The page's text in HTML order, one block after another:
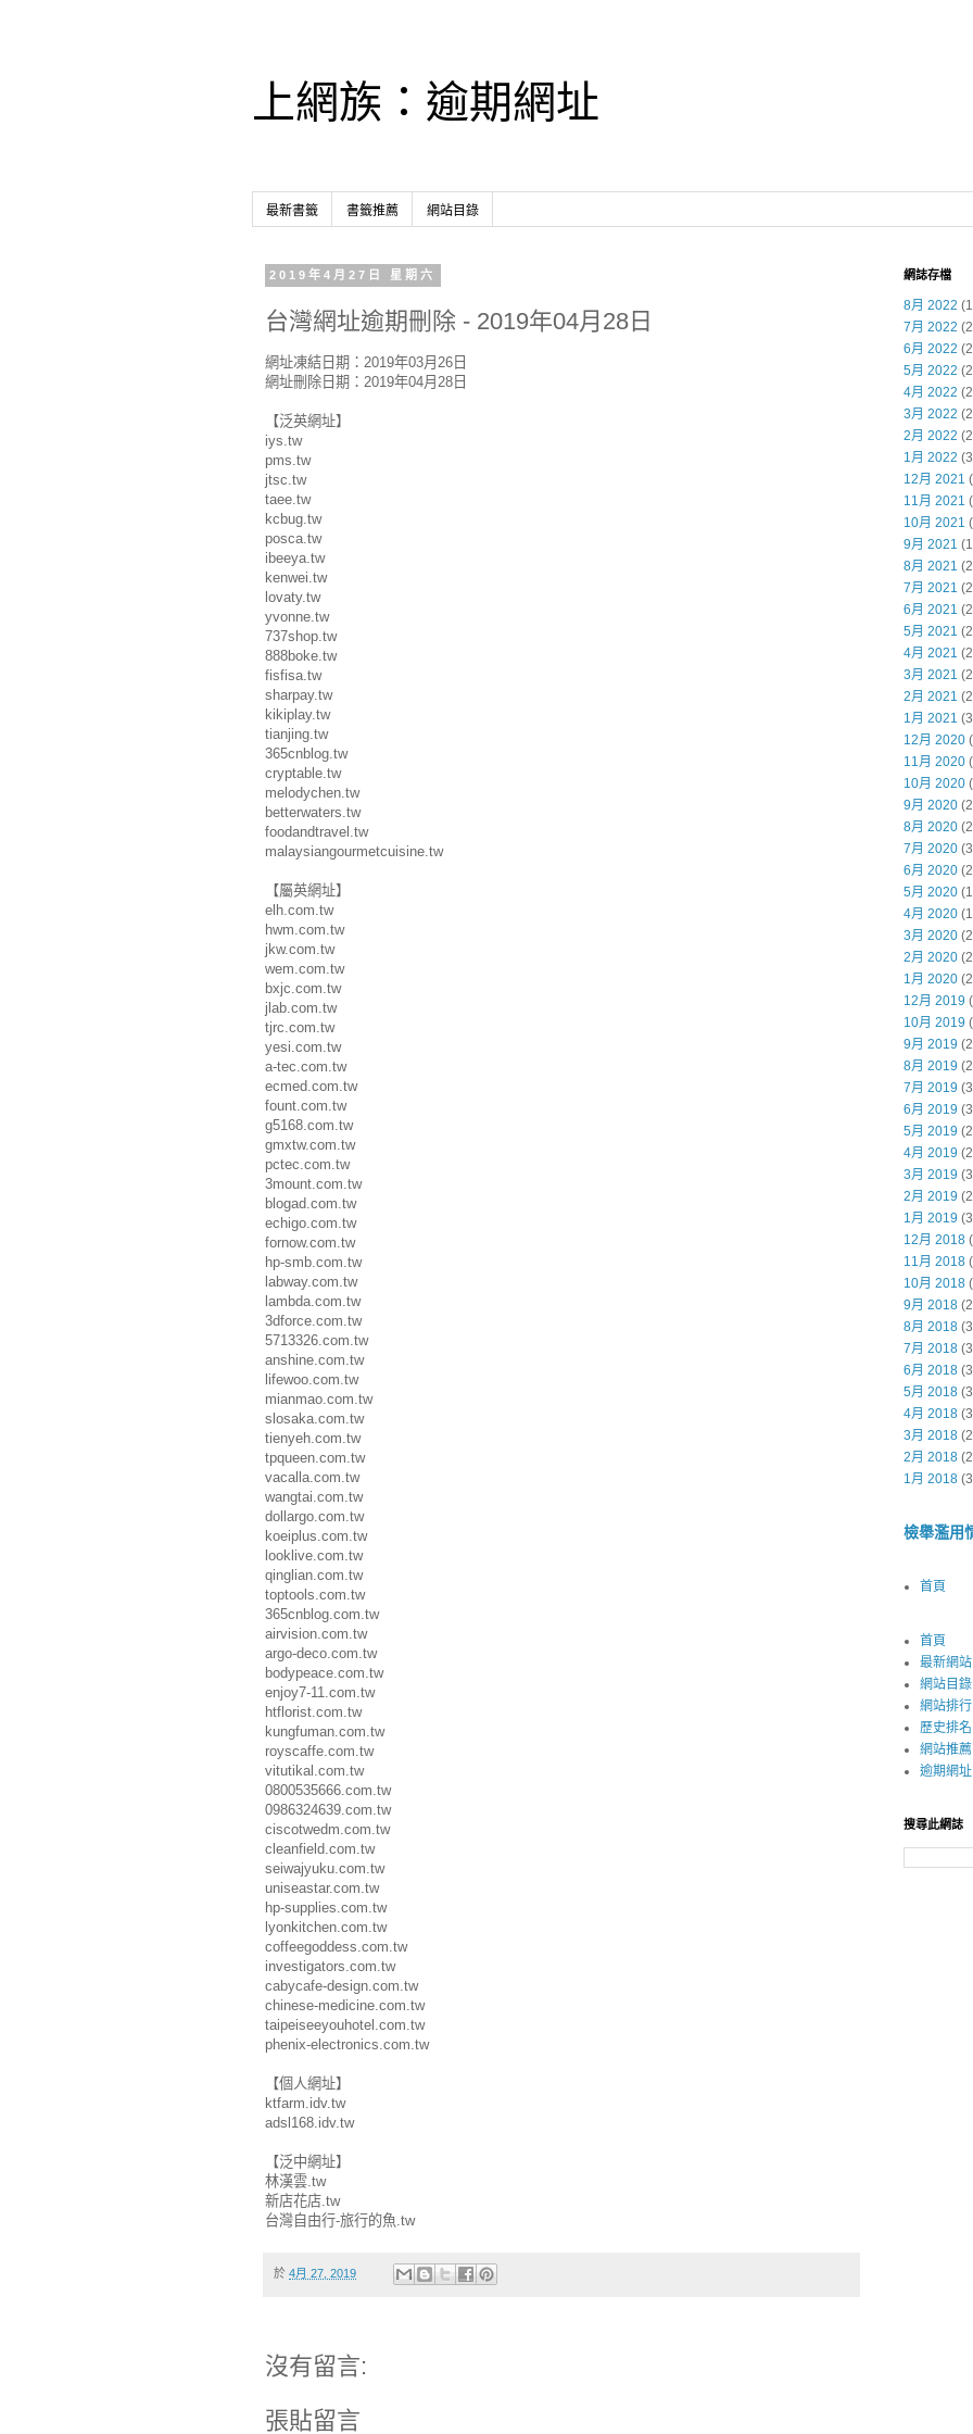
上網族：逾期網址
最新書籤 書籤推薦 網站目錄
2019年4月27日 星期六
台灣網址逾期刪除 - 2019年04月28日
網址凍結日期：2019年03月26日
網址刪除日期：2019年04月28日
【泛英網址】
iys.tw
pms.tw
jtsc.tw
taee.tw
kcbug.tw
posca.tw
ibeeya.tw
kenwei.tw
lovaty.tw
yvonne.tw
737shop.tw
888boke.tw
fisfisa.tw
sharpay.tw
kikiplay.tw
tianjing.tw
365cnblog.tw
cryptable.tw
melodychen.tw
betterwaters.tw
foodandtravel.tw
malaysiangourmetcuisine.tw
【屬英網址】
elh.com.tw
hwm.com.tw
jkw.com.tw
wem.com.tw
bxjc.com.tw
jlab.com.tw
tjrc.com.tw
yesi.com.tw
a-tec.com.tw
ecmed.com.tw
fount.com.tw
g5168.com.tw
gmxtw.com.tw
pctec.com.tw
3mount.com.tw
blogad.com.tw
echigo.com.tw
fornow.com.tw
hp-smb.com.tw
labway.com.tw
lambda.com.tw
3dforce.com.tw
5713326.com.tw
anshine.com.tw
lifewoo.com.tw
mianmao.com.tw
slosaka.com.tw
tienyeh.com.tw
tpqueen.com.tw
vacalla.com.tw
wangtai.com.tw
dollargo.com.tw
koeiplus.com.tw
looklive.com.tw
qinglian.com.tw
toptools.com.tw
365cnblog.com.tw
airvision.com.tw
argo-deco.com.tw
bodypeace.com.tw
enjoy7-11.com.tw
htflorist.com.tw
kungfuman.com.tw
royscaffe.com.tw
vitutikal.com.tw
0800535666.com.tw
0986324639.com.tw
ciscotwedm.com.tw
cleanfield.com.tw
seiwajyuku.com.tw
uniseastar.com.tw
hp-supplies.com.tw
lyonkitchen.com.tw
coffeegoddess.com.tw
investigators.com.tw
cabycafe-design.com.tw
chinese-medicine.com.tw
taipeiseeyouhotel.com.tw
phenix-electronics.com.tw
【個人網址】
ktfarm.idv.tw
adsl168.idv.tw
【泛中網址】
林漢雲.tw
新店花店.tw
台灣自由行-旅行的魚.tw
於 4月 27, 2019
沒有留言:
張貼留言
網誌存檔
8月 2022
7月 2022
6月 2022
5月 2022
4月 2022
3月 2022
2月 2022
1月 2022
12月 2021
11月 2021
10月 2021
9月 2021
8月 2021
7月 2021
6月 2021
5月 2021
4月 2021
3月 2021
2月 2021
1月 2021
12月 2020
11月 2020
10月 2020
9月 2020
8月 2020
7月 2020
6月 2020
5月 2020
4月 2020
3月 2020
2月 2020
1月 2020
12月 2019
10月 2019
9月 2019
8月 2019
7月 2019
6月 2019
5月 2019
4月 2019
3月 2019
2月 2019
1月 2019
12月 2018
11月 2018
10月 2018
9月 2018
8月 2018
7月 2018
6月 2018
5月 2018
4月 2018
3月 2018
2月 2018
1月 2018
檢舉濫用
首頁
首頁
最新網站
網站目錄
網站排行
歷史排名
網站推薦
逾期網址
搜尋此網誌